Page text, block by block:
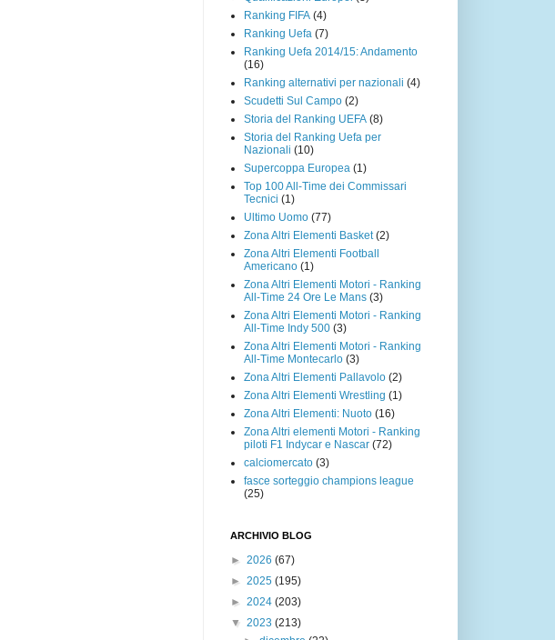
Ranking FIFA (4)
Ranking Uefa (7)
Ranking Uefa 2014/15: Andamento
(16)
Ranking alternativi per nazionali (4)
Scudetti Sul Campo (2)
Storia del Ranking UEFA (8)
Storia del Ranking Uefa per
Nazionali (10)
Supercoppa Europea (1)
Top 100 All-Time dei Commissari
Tecnici (1)
Ultimo Uomo (77)
Zona Altri Elementi Basket (2)
Zona Altri Elementi Football
Americano (1)
Zona Altri Elementi Motori - Ranking
All-Time 24 Ore Le Mans (3)
Zona Altri Elementi Motori - Ranking
All-Time Indy 500 (3)
Zona Altri Elementi Motori - Ranking
All-Time Montecarlo (3)
Zona Altri Elementi Pallavolo (2)
Zona Altri Elementi Wrestling (1)
Zona Altri Elementi: Nuoto (16)
Zona Altri elementi Motori - Ranking
piloti F1 Indycar e Nascar (72)
calciomercato (3)
fasce sorteggio champions league
(25)
ARCHIVIO BLOG
► 2026 (67)
► 2025 (195)
► 2024 (203)
▼ 2023 (213)